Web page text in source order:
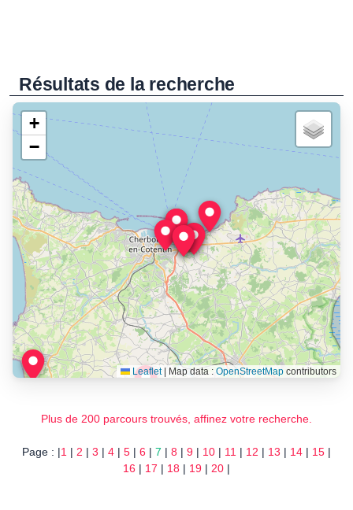
Résultats de la recherche
+
−
Leaflet Map data : OpenStreetMapcontributors
Plus de 200 parcours trouvés, affinez votre recherche.
Page : |1 | 2 | 3 | 4 | 5 | 6 | 7 | 8 | 9 | 10 | 11 | 12 | 13 | 14 | 15 |
16 | 17 | 18 | 19 | 20 |